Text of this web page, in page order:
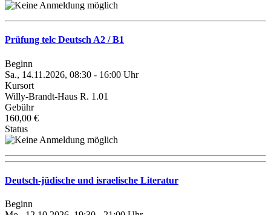
Prüfung telc Deutsch A2 / B1
Beginn
Sa., 14.11.2026, 08:30 - 16:00 Uhr
Kursort
Willy-Brandt-Haus R. 1.01
Gebühr
160,00 €
Status
Deutsch-jüdische und israelische Literatur
Beginn